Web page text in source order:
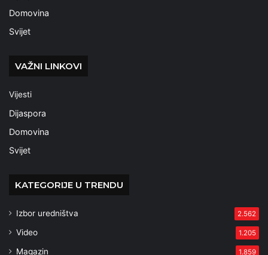
Domovina
Svijet
VAŽNI LINKOVI
Vijesti
Dijaspora
Domovina
Svijet
KATEGORIJE U TRENDU
Izbor uredništva 2.562
Video 1.205
Magazin 1.859